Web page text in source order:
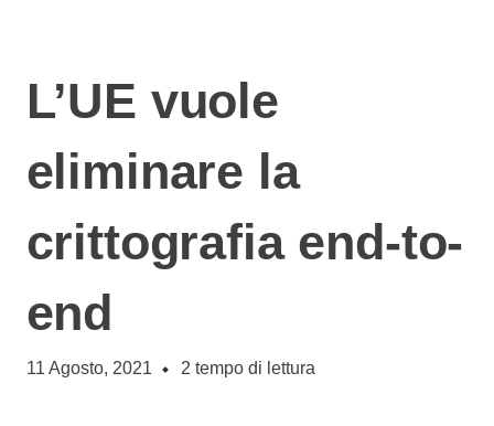
L’UE vuole
eliminare la
crittografia end-to-
end
11 Agosto, 2021 2 tempo di lettura